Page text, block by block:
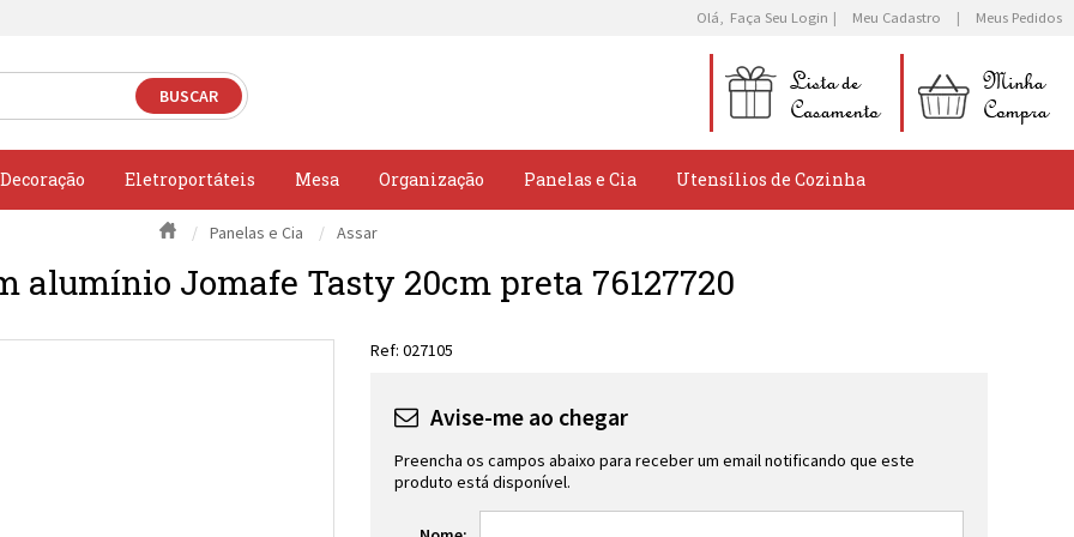
Olá, Faça Seu Login Meu Cadastro Meus Pedidos
Decoração Eletroportáteis Mesa Organização Panelas e Cia Utensílios de Cozinha
Panelas e Cia Assar
alumínio Jomafe Tasty 20cm preta 76127720
Avise-me ao chegar
Preencha os campos abaixo para receber um email notificando que este
produto está disponível.
027105